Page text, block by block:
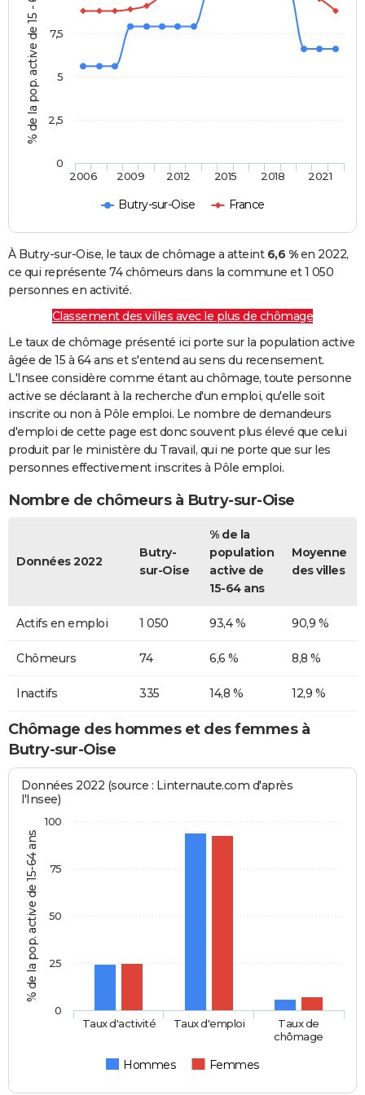
% de la pop. active de 15 - 64 ans
Butry-sur-Oise France
2006 2009 2012 2015 2018 2021
0
2,5
5
7,5
À Butry-sur-Oise, le taux de chômage a atteint 6,6 %en 2022,
ce qui représente 74 chômeurs dans la commune et 1 050
personnes en activité.
Classement des villes avec le plus de chômage
Le taux de chômage présenté ici porte sur la population active
âgée de 15 à 64 ans et s'entend au sens du recensement.
L'Insee considère comme étant au chômage, toute personne
active se déclarant à la recherche d'un emploi, qu'elle soit
inscrite ou non à Pôle emploi. Le nombre de demandeurs
d'emploi de cette page est donc souvent plus élevé que celui
produit par le ministère du Travail, qui ne porte que sur les
personnes effectivement inscrites à Pôle emploi.
Nombre de chômeurs à Butry-sur-Oise
Données 2022
Butry-
sur-Oise
% de la
population
active de
15-64 ans
Moyenne
des villes
Actifs en emploi 1 050 93,4 % 90,9 %
Chômeurs 74 6,6 % 8,8 %
Inactifs 335 14,8 % 12,9 %
Chômage des hommes et des femmes à
Butry-sur-Oise
% de la pop. active de 15-64 ans
Données 2022 (source : Linternaute.com d'après
l'Insee)
Hommes Femmes
Taux d'activité Taux d'emploi
Taux de
chômage
0
25
50
75
100